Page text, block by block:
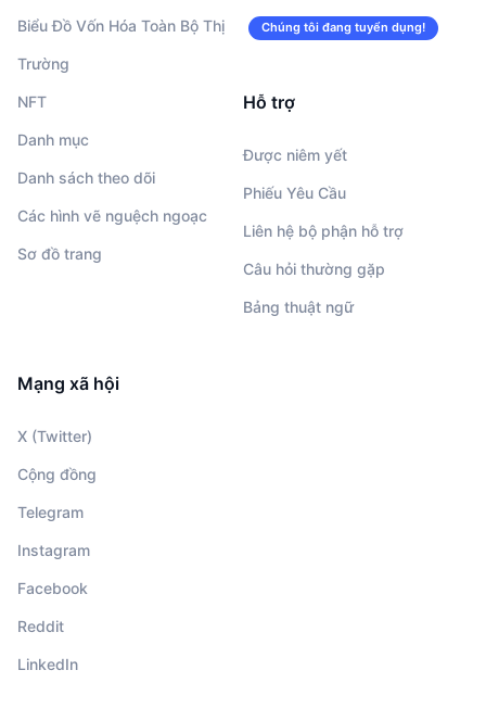
Biểu Đồ Vốn Hóa Toàn Bộ Thị
Trường
NFT
Danh mục
Danh sách theo dõi
Các hình vẽ nguệch ngoạc
Sơ đồ trang
Chúng tôi đang tuyển dụng!
Hỗ trợ
Được niêm yết
Phiếu Yêu Cầu
Liên hệ bộ phận hỗ trợ
Câu hỏi thường gặp
Bảng thuật ngữ
Mạng xã hội
X (Twitter)
Cộng đồng
Telegram
Instagram
Facebook
Reddit
LinkedIn